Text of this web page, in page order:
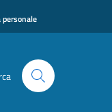
personale